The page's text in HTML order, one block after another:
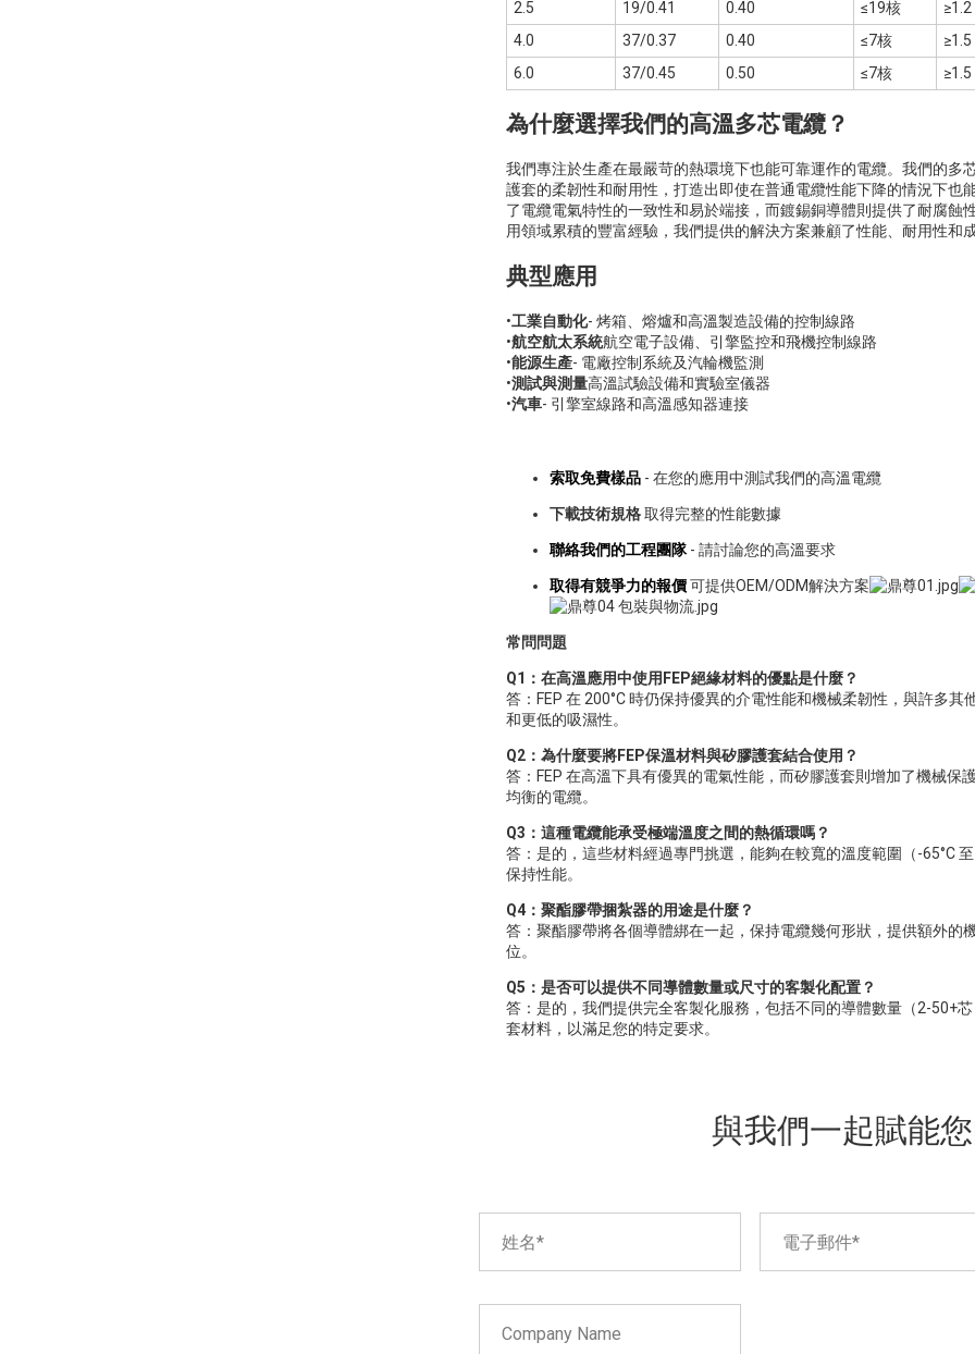
2.5
19/0.41 0.40 ≤19核 ≥1.2
4.0
37/0.37 0.40 ≤7核 ≥1.5
6.0
37/0.45 0.50 ≤7核 ≥1.5
為什麼選擇我們的高溫多芯電纜？
我們專注於生產在最嚴苛的熱環境下也能可靠運作的電纜。我們的多
護套的柔韌性和耐用性，打造出即使在普通電纜性能下降的情況下也
了電纜電氣特性的一致性和易於端接，而鍍錫銅導體則提供了耐腐蝕
用領域累積的豐富經驗，我們提供的解決方案兼顧了性能、耐用性和成
典型應用
•工業自動化- 烤箱、熔爐和高溫製造設備的控制線路
•航空航太系統航空電子設備、引擎監控和飛機控制線路
•能源生產- 電廠控制系統及汽輪機監測
•測試與測量高溫試驗設備和實驗室儀器
•汽車- 引擎室線路和高溫感知器連接
索取免費樣品 - 在您的應用中測試我們的高溫電纜
下載技術規格取得完整的性能數據
聯絡我們的工程團隊- 請討論您的高溫要求
取得有競爭力的報價可提供OEM/ODM解決方案
常問問題
Q1：在高溫應用中使用FEP絕緣材料的優點是什麼？
答：FEP 在 200°C 時仍保持優異的介電性能和機械柔韌性，與許多
和更低的吸濕性。
Q2：為什麼要將FEP保溫材料與矽膠護套結合使用？
答：FEP 在高溫下具有優異的電氣性能，而矽膠護套則增加了機械保
均衡的電纜。
Q3：這種電纜能承受極端溫度之間的熱循環嗎？
答：是的，這些材料經過專門挑選，能夠在較寬的溫度範圍（-65°C
保持性能。
Q4：聚酯膠帶捆紮器的用途是什麼？
答：聚酯膠帶將各個導體綁在一起，保持電纜幾何形狀，提供額外的
位。
Q5：是否可以提供不同導體數量或尺寸的客製化配置？
答：是的，我們提供完全客製化服務，包括不同的導體數量（2-50+
套材料，以滿足您的特定要求。
與我們一起賦能